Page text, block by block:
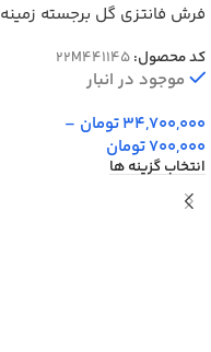
فرش فانتزی گل برجسته زمینه
کد محصول:22M441145
موجود در انبار
34,700,000تومان –
700,000تومان
انتخاب گزینه ها